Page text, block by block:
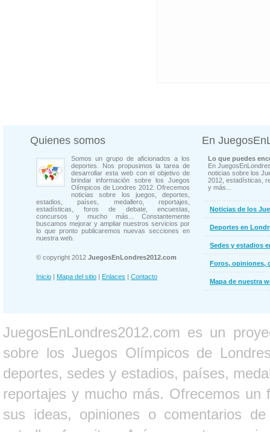
Quienes somos
Somos un grupo de aficionados a los
deportes. Nos propusimos la tarea de
desarrollar esta web con el objetivo de
brindar información sobre los Juegos
Olímpicos de Londres 2012. Ofrecemos
noticias sobre los juegos, deportes,
estadios, países, medallero, reportajes,
estadísticas, foros de debate, encuestas,
concursos y mucho más... Constantemente
buscamos mejorar y ampliar nuestros servicios por
lo que pronto publicaremos nuevas secciones en
nuestra web.
© copyright 2012 JuegosEnLondres2012.com
Inicio | Mapa del sitio | Enlaces | Contacto
En
Lo que puedes
En
noticias sobre los
2012, estadísticas,
y más...
Noticias de los
Deportes en
Sedes y estadios
Foros, opiniones,
Mapa de nuestra
JuegosEnLondres2012.com es un
sobre los Juegos Olímpicos de
deportes, sedes y estadios, países,
reportajes y mucho más. Ofrecemos un
sus ideas, opiniones o comentarios